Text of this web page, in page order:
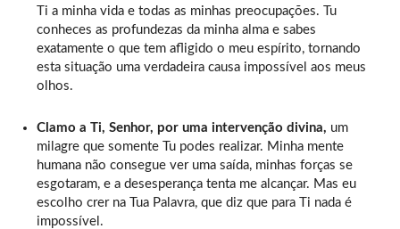
Ti a minha vida e todas as minhas preocupações. Tu
conheces as profundezas da minha alma e sabes
exatamente o que tem afligido o meu espírito, tornando
esta situação uma verdadeira causa impossível aos meus
olhos.
Clamo a Ti, Senhor, por uma intervenção divina, um
milagre que somente Tu podes realizar. Minha mente
humana não consegue ver uma saída, minhas forças se
esgotaram, e a desesperança tenta me alcançar. Mas eu
escolho crer na Tua Palavra, que diz que para Ti nada é
impossível.